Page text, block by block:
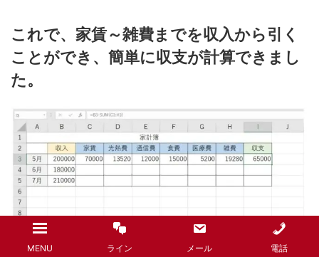
これで、家賃～雑費までを収入から引く
ことができ、簡単に収支が計算できまし
た。
もちろん、SUM関数と組み合わせなくても「=B3-
MENU ライン メール 電話